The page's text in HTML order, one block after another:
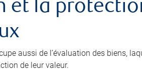
et la
aussi de l’évaluation des biens,
de leur valeur.